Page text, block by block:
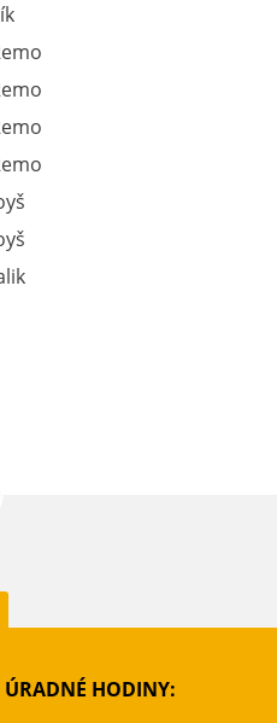
ÚRADNÉ HODINY: